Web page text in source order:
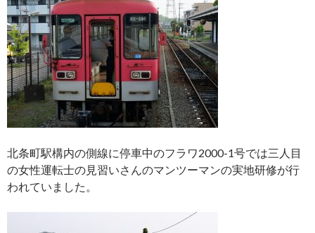
北条町駅構内の側線に停車中のフラワ2000-1号では三人目
の女性運転士の見習いさんのマンツーマンの実地研修が行
われていました。